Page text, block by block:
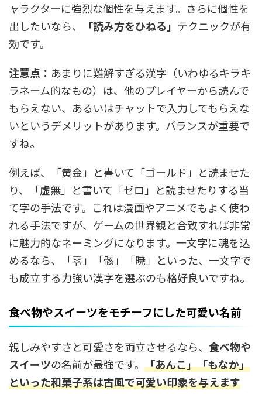
ャラクターに強烈な個性を与えます。さらに個性を
出したいなら、
「読み方をひねる」 テクニックが有
効です。
注意点： あまりに難解すぎる漢字（いわゆるキラキ
ラネーム的なもの）は、他のプレイヤーから読んで
もらえない、あるいはチャットで入力してもらえな
いというデメリットがあります。バランスが重要で
すね。
例えば、「黄金」と書いて「ゴールド」と読ませた
り、「虚無」と書いて「ゼロ」と読ませたりする当
て字の手法です。これは漫画やアニメでもよく使わ
れる手法ですが、ゲームの世界観と合致すれば非常
に魅力的なネーミングになります。一文字に魂を込
めるなら、「零」「骸」「暁」といった、一文字で
も成立する力強い漢字を選ぶのも格好良いですね。
食べ物やスイーツをモチーフにした可愛い名前
親しみやすさと可愛さを両立させるなら、 食べ物や
スイーツの名前が最強です。 「あんこ」「もなか」
といった和菓子系は古風で可愛い印象を与えます